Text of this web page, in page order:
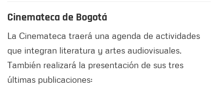
Cinemateca de Bogotá
La Cinemateca traerá una agenda de actividades
que integran literatura y artes audiovisuales.
También realizará la presentación de sus tres
últimas publicaciones: